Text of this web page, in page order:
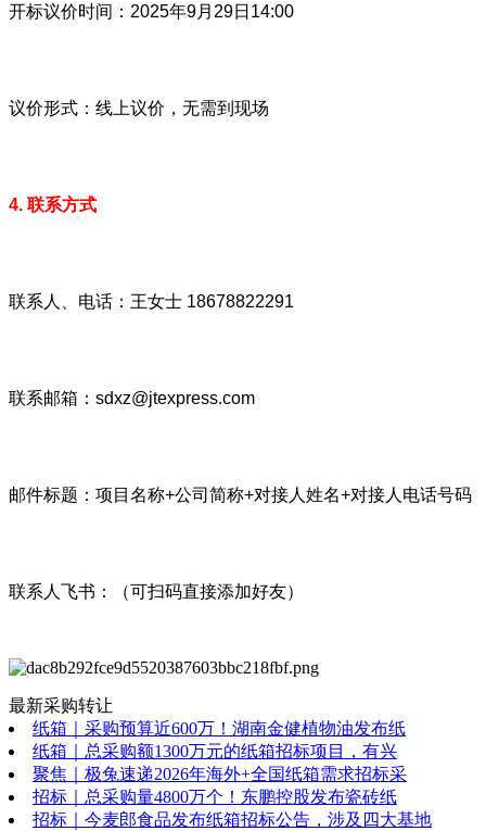
开标议价时间：2025年9月29日14:00
议价形式：线上议价，无需到现场
4. 联系方式
联系人、电话：王女士 18678822291
联系邮箱：sdxz@jtexpress.com
邮件标题：项目名称+公司简称+对接人姓名+对接人电话号码
联系人飞书：（可扫码直接添加好友）
最新采购转让
纸箱｜采购预算近600万！湖南金健植物油发布纸
纸箱｜总采购额1300万元的纸箱招标项目，有兴
聚焦｜极兔速递2026年海外+全国纸箱需求招标采
招标｜总采购量4800万个！东鹏控股发布瓷砖纸
招标｜今麦郎食品发布纸箱招标公告，涉及四大基地